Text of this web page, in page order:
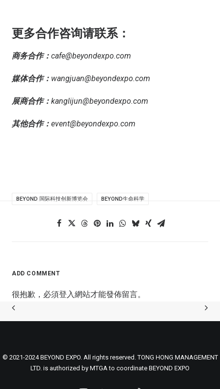
更多合作咨询请联系：
商务合作： cafe@beyondexpo.com
媒体合作： wangjuan@beyondexpo.com
展商合作： kanglijun@beyondexpo.com
其他合作： event@beyondexpo.com
BEYOND 国际科技创新博览会 BEYOND生命科学
ADD COMMENT
很抱歉，必須登入網站才能發佈留言。
© 2021-2024 BEYOND EXPO. All rights reserved. TONG HONG MANAGEMENT
LTD. is authorized by MTGA to coordinate BEYOND EXPO